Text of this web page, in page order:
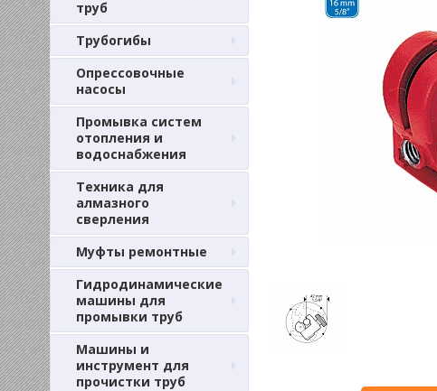
труб
Трубогибы
Опрессовочные
насосы
Промывка систем
отопления и
водоснабжения
Техника для
алмазного
сверления
Муфты ремонтные
Гидродинамические
машины для
промывки труб
Машины и
инструмент для
прочистки труб